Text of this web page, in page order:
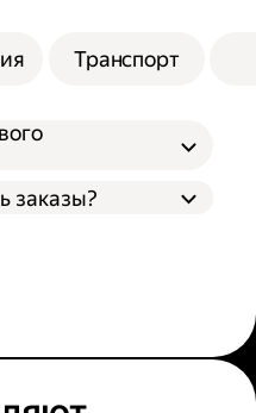
Транспорт
заказы?